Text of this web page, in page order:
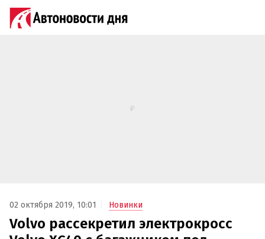
02 октября 2019, 10:01 Новинки
Volvo рассекретил электрокросс